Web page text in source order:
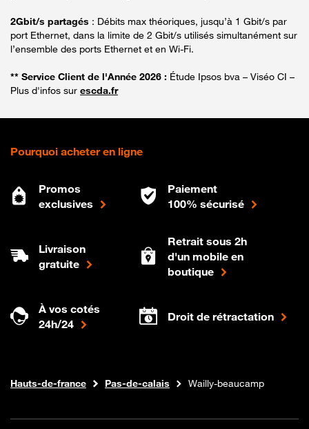
2Gbit/s partagés : Débits max théoriques, jusqu’à 1 Gbit/s par
port Ethernet, dans la limite de 2 Gbit/s utilisés simultanément sur
l’ensemble des ports Ethernet et en Wi-Fi.
** Service Client de l'Année 2026 : Étude Ipsos bva – Viséo CI –
Plus d'infos sur escda.fr
Pourquoi acheter en ligne
Promos
exclusives
Paiement
100% sécurisé
Livraison
gratuite
Retrait sous 2h
d'un mobile en
boutique
À vos cotés
24h/24
Droit de rétractation
Boutique Orange
Internet fibre
Hauts-de-france Pas-de-calais Wailly-beaucamp